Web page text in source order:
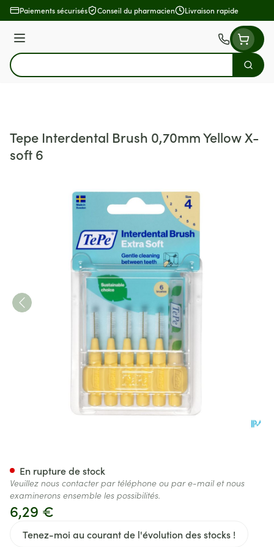
Aller au contenu
Paiements sécurisés Conseil du pharmacien Livraison rapide
Menu
Rechercher
Tepe Interdental Brush 0,70mm Yellow X-
soft 6
6,29 €
Tenez-moi au courant de l'évolution des stocks !
En rupture de stock
Veuillez nous contacter par téléphone ou par e-mail et nous
examinerons ensemble les possibilités.